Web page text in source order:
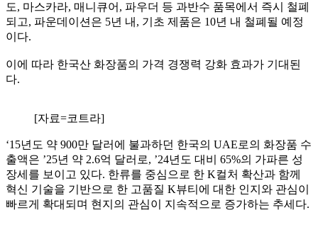
도, 마스카라, 매니큐어, 파우더 등 과반수 품목에서 즉시 철폐
되고, 파운데이션은 5년 내, 기초 제품은 10년 내 철폐될 예정
이다.
이에 따라 한국산 화장품의 가격 경쟁력 강화 효과가 기대된
다.
[자료=코트라]
‘15년도 약 900만 달러에 불과하던 한국의 UAE로의 화장품 수
출액은 ’25년 약 2.6억 달러로, ’24년도 대비 65%의 가파른 성
장세를 보이고 있다. 한류를 중심으로 한 K컬처 확산과 함께
혁신 기술을 기반으로 한 고품질 K뷰티에 대한 인지와 관심이
빠르게 확대되며 현지의 관심이 지속적으로 증가하는 추세다.